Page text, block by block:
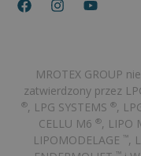
MROTEX GROUP
zatwierdzony przez
®, LPG SYSTEMS ®,
CELLU M6 ®, LIPO
LIPOMODELAGE ™,